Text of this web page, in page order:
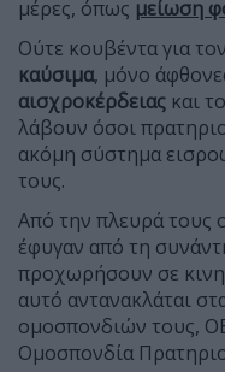
μέρες, όπως μείωση
Ούτε κουβέντα για τον
καύσιμα, μόνο
αισχροκέρδειας και
λάβουν όσοι
ακόμη σύστημα
τους.
Από την πλευρά τους
έφυγαν από τη
προχωρήσουν σε
αυτό αντανακλάται
ομοσπονδιών τους,
Ομοσπονδία